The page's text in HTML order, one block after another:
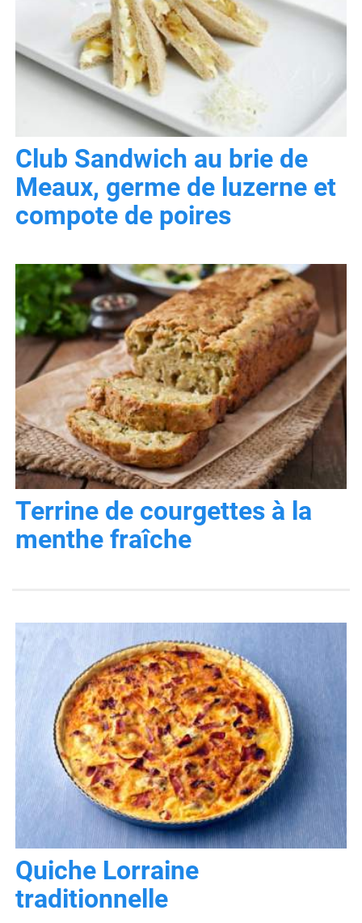
Club Sandwich au brie de
Meaux, germe de luzerne et
compote de poires
Terrine de courgettes à la
menthe fraîche
Quiche Lorraine
traditionnelle